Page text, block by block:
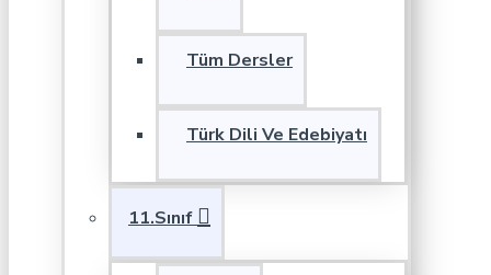
Tüm Dersler
Türk Dili Ve Edebiyatı
11.Sınıf